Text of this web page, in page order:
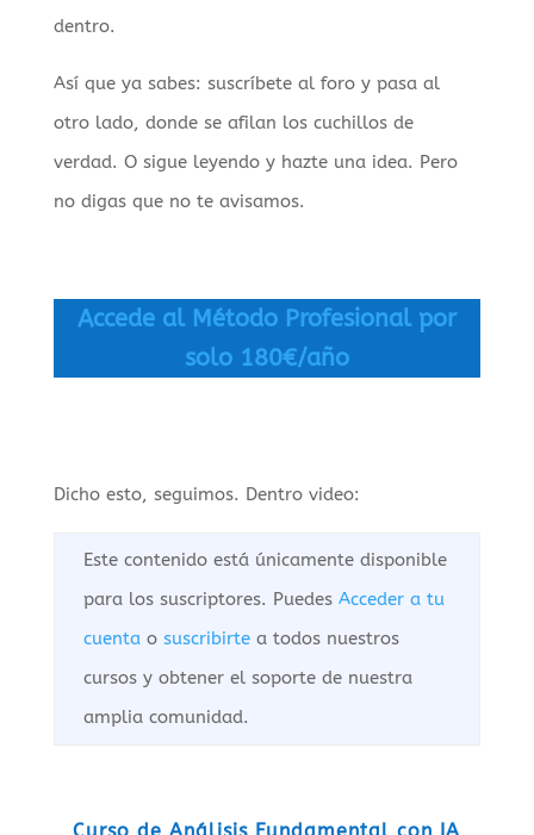
dentro.
Así que ya sabes: suscríbete al foro y pasa al
otro lado, donde se afilan los cuchillos de
verdad. O sigue leyendo y hazte una idea. Pero
no digas que no te avisamos.
Accede al Método Profesional por
solo 180€/año
Dicho esto, seguimos. Dentro video:
Este contenido está únicamente disponible
para los suscriptores. Puedes Acceder a tu
cuentao suscribirtea todos nuestros
cursos y obtener el soporte de nuestra
amplia comunidad.
Curso de Análisis Fundamental con IA